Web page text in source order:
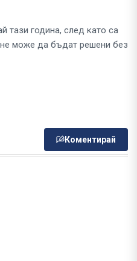
тази година, след като са
може да бъдат решени без
Коментирай